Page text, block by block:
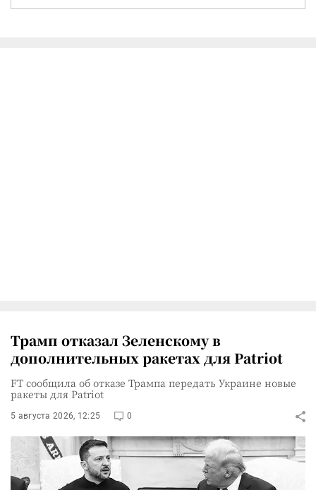
Трамп отказал Зеленскому в
дополнительных ракетах для Patriot
FT сообщила об отказе Трампа передать Украине новые
ракеты для Patriot
5 августа 2026, 12:25 0